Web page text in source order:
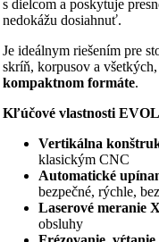
s dielcom a poskytuje
nedokážu dosiahnuť.
Je ideálnym riešením pre
skríň, korpusov a
kompaktnom formáte.
Kľúčové vlastnosti
Vertikálna
klasickým CNC
Automatické
bezpečné, rýchle,
Laserové meranie
obsluhy